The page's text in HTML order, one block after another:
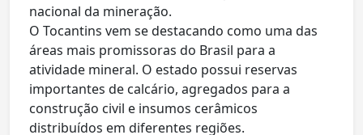
nacional da mineração.
O Tocantins vem se destacando como uma das
áreas mais promissoras do Brasil para a
atividade mineral. O estado possui reservas
importantes de calcário, agregados para a
construção civil e insumos cerâmicos
distribuídos em diferentes regiões.